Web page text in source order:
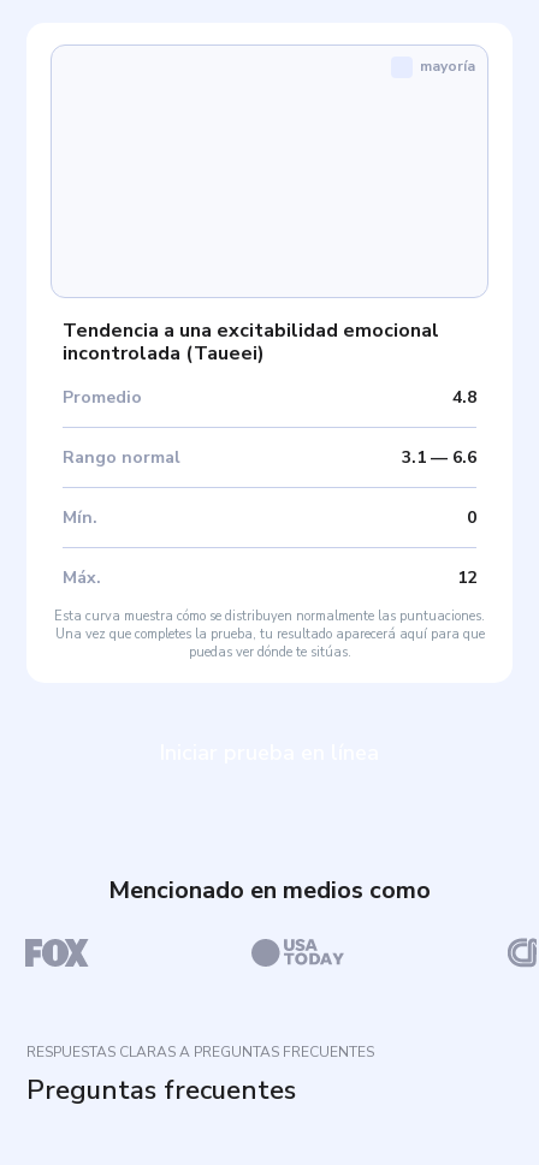
Tendencia a una excitabilidad emocional
incontrolada (Taueei)
Promedio 4.8
Rango normal 3.1— 6.6
Mín. 0
Máx. 12
mayoría
Esta curva muestra cómo se distribuyen normalmente las puntuaciones.
Una vez que completes la prueba, tu resultado aparecerá aquí para que
puedas ver dónde te sitúas.
Mencionado en medios como
RESPUESTAS CLARAS A PREGUNTAS FRECUENTES
Preguntas frecuentes